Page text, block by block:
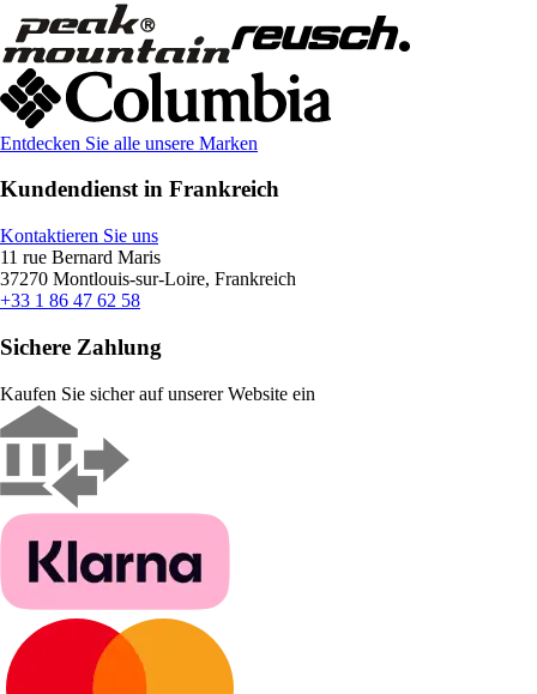
Entdecken Sie alle unsere Marken
Kundendienst in Frankreich
Kontaktieren Sie uns
11 rue Bernard Maris
37270 Montlouis-sur-Loire, Frankreich
+33 1 86 47 62 58
Sichere Zahlung
Kaufen Sie sicher auf unserer Website ein